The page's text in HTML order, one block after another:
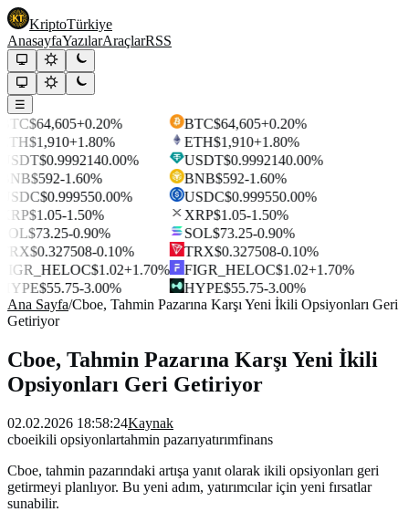
KriptoTürkiye
AnasayfaYazılarAraçlarRSS
☰
$64,605+0.20%
$1,910+1.80%
$0.9992140.00%
$592-1.60%
$0.999550.00%
$1.05-1.50%
$73.25-0.90%
$0.327508-0.10%
$1.02+1.70%
$55.75-3.00%
BTC$64,605+0.20%
ETH$1,910+1.80%
USDT$0.9992140.00%
BNB$592-1.60%
USDC$0.999550.00%
XRP$1.05-1.50%
SOL$73.25-0.90%
TRX$0.327508-0.10%
FIGR_HELOC$1.02+1.70%
HYPE$55.75-3.00%
Ana Sayfa/Cboe, Tahmin Pazarına Karşı Yeni İkili Opsiyonları Geri
Getiriyor
Cboe, Tahmin Pazarına Karşı Yeni İkili
Opsiyonları Geri Getiriyor
02.02.2026 18:58:24Kaynak
cboeikili opsiyonlartahmin pazarıyatırımfinans
Cboe, tahmin pazarındaki artışa yanıt olarak ikili opsiyonları geri
getirmeyi planlıyor. Bu yeni adım, yatırımcılar için yeni fırsatlar
sunabilir.